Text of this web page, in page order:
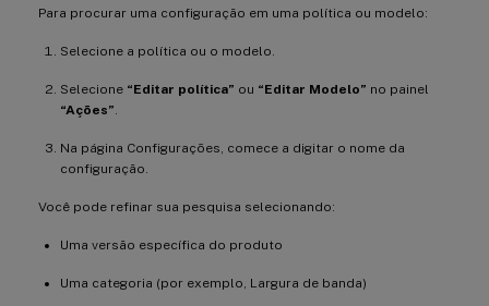
Para procurar uma configuração em uma política ou modelo:
Selecione a política ou o modelo.
Selecione “Editar política” ou “Editar Modelo” no painel
“Ações”
Na página Configurações, comece a digitar o nome da
configuração.
Você pode refinar sua pesquisa selecionando:
Uma versão específica do produto
Uma categoria (por exemplo, Largura de banda)